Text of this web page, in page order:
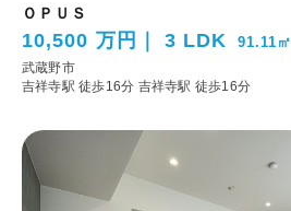
ＯＰＵＳ
10,500 万円 3 LDK 91.11㎡
武蔵野市
吉祥寺駅 徒歩16分 吉祥寺駅 徒歩16分